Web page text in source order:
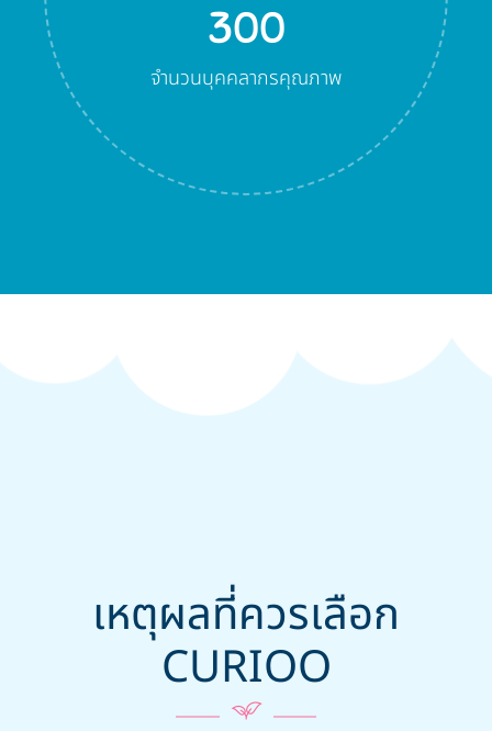
300
จำนวนบุคคลากรคุณภาพ
เหตุผลที่ควรเลือก
CURIOO